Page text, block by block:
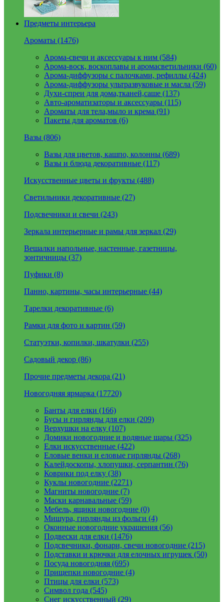
Предметы интерьера
Ароматы (1476)
Арома-свечи и аксессуары к ним (584)
Арома-воск, воскоплавы и аромасветильники (60)
Арома-диффузоры с палочками, рефиллы (424)
Арома-диффузоры ультразвуковые и масла (59)
Духи-спреи для дома,тканей,саше (137)
Авто-ароматизаторы и аксессуары (115)
Ароматы для тела,мыло и крема (91)
Пакеты для ароматов (6)
Вазы (806)
Вазы для цветов, кашпо, колонны (689)
Вазы и блюда декоративные (117)
Искусственные цветы и фрукты (488)
Светильники декоративные (27)
Подсвечники и свечи (243)
Зеркала интерьерные и рамы для зеркал (29)
Вешалки напольные, настенные, газетницы,
зонтичницы (37)
Пуфики (8)
Панно, картины, часы интерьерные (44)
Тарелки декоративные (6)
Рамки для фото и картин (59)
Статуэтки, копилки, шкатулки (255)
Садовый декор (86)
Прочие предметы декора (21)
Новогодняя ярмарка (17720)
Банты для елки (166)
Бусы и гирлянды для елки (209)
Верхушки на елку (107)
Домики новогодние и водяные шары (325)
Елки искусственные (422)
Еловые венки и еловые гирлянды (268)
Калейдоскопы, хлопушки, серпантин (76)
Коврики под елку (38)
Куклы новогодние (2271)
Магниты новогодние (7)
Маски карнавальные (59)
Мебель, ящики новогодние (0)
Мишура, гирлянды из фольги (4)
Оконные новогодние украшения (56)
Подвески для елки (1476)
Подсвечники, фонари, свечи новогодние (215)
Подставки и крючки для елочных игрушек (50)
Посуда новогодняя (695)
Прищепки новогодние (4)
Птицы для елки (573)
Символ года (545)
Снег искусственный (29)